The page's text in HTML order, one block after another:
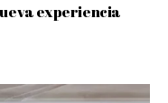
experiencia